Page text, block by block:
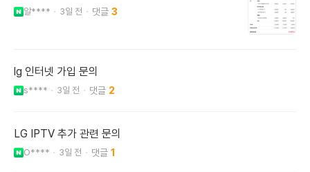
알**** 3일 전 3
lg 인터넷 가입 문의
s**** 3일 전 2
LG IPTV 추가 관련 문의
O**** 3일 전 1